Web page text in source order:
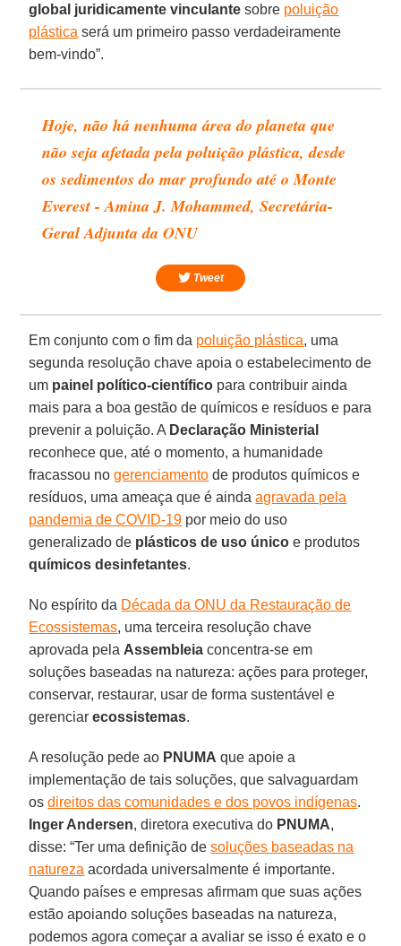
global juridicamente vinculante sobre poluição
plástica será um primeiro passo verdadeiramente
bem-vindo”.
Hoje, não há nenhuma área do planeta que
não seja afetada pela poluição plástica, desde
os sedimentos do mar profundo até o Monte
Everest - Amina J. Mohammed, Secretária-
Geral Adjunta da ONU
Tweet
Em conjunto com o fim da poluição plástica, uma
segunda resolução chave apoia o estabelecimento de
um painel político-científico para contribuir ainda
mais para a boa gestão de químicos e resíduos e para
prevenir a poluição. A Declaração Ministerial
reconhece que, até o momento, a humanidade
fracassou nogerenciamento de produtos químicos e
resíduos, uma ameaça que é aindaagravada pela
pandemia de COVID-19 por meio do uso
generalizado de plásticos de uso único e produtos
químicos desinfetantes.
No espírito da Década da ONU da Restauração de
Ecossistemas, uma terceira resolução chave
aprovada pela Assembleia concentra-se em
soluções baseadas na natureza: ações para proteger,
conservar, restaurar, usar de forma sustentável e
gerenciarecossistemas.
A resolução pede ao PNUMA que apoie a
implementação de tais soluções, que salvaguardam
osdireitos das comunidades e dos povos indígenas.
Inger Andersen, diretora executiva do PNUMA,
disse: “Ter uma definição desoluções baseadas na
natureza acordada universalmente é importante.
Quando países e empresas afirmam que suas ações
estão apoiando soluções baseadas na natureza,
podemos agora começar a avaliar se isso é exato e o